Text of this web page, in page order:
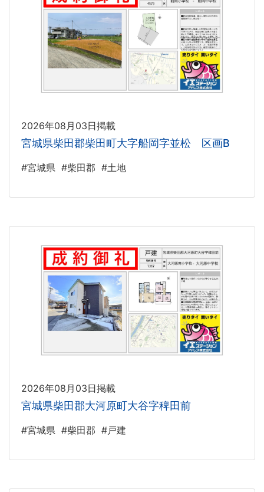
2026年08月03日掲載
宮城県柴田郡柴田町大字船岡字並松 区画B
#宮城県 #柴田郡 #土地
2026年08月03日掲載
宮城県柴田郡大河原町大谷字稗田前
#宮城県 #柴田郡 #戸建